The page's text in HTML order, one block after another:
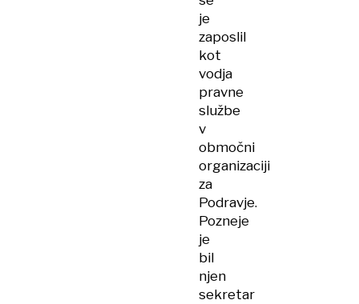
je
zaposlil
kot
vodja
pravne
službe
v
območni
organizaciji
za
Podravje.
Pozneje
je
bil
njen
sekretar